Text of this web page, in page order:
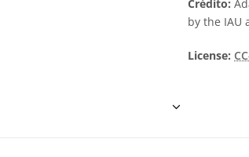
Crédito:
by the IAU
License: